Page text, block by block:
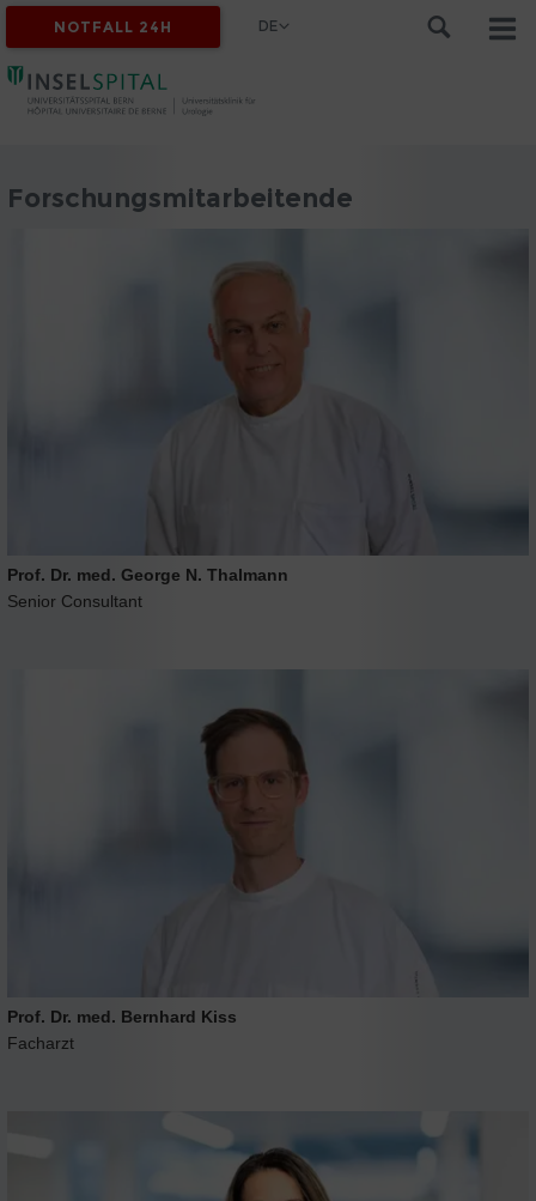
NOTFALL 24H DE
Forschungsmitarbeitende
Prof. Dr. med. George N. Thalmann
Senior Consultant
Prof. Dr. med. Bernhard Kiss
Facharzt